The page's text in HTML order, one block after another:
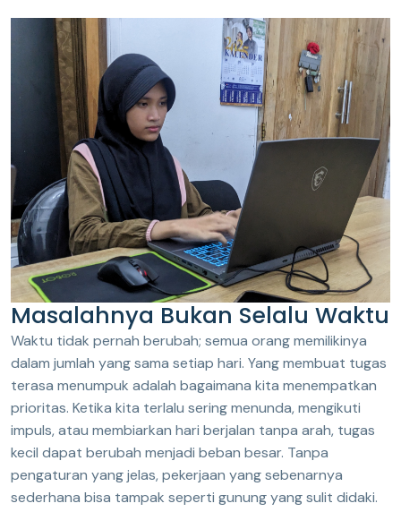
Masalahnya Bukan Selalu Waktu
Waktu tidak pernah berubah; semua orang memilikinya
dalam jumlah yang sama setiap hari. Yang membuat tugas
terasa menumpuk adalah bagaimana kita menempatkan
prioritas. Ketika kita terlalu sering menunda, mengikuti
impuls, atau membiarkan hari berjalan tanpa arah, tugas
kecil dapat berubah menjadi beban besar. Tanpa
pengaturan yang jelas, pekerjaan yang sebenarnya
sederhana bisa tampak seperti gunung yang sulit didaki.